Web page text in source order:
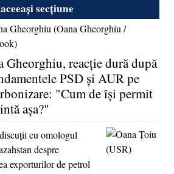
secțiune
Gheorghiu, reacţie dură după
PSD şi AUR pe
"Cum de îşi permit
aşa?"
cu omologul
despre
exporturilor de petrol